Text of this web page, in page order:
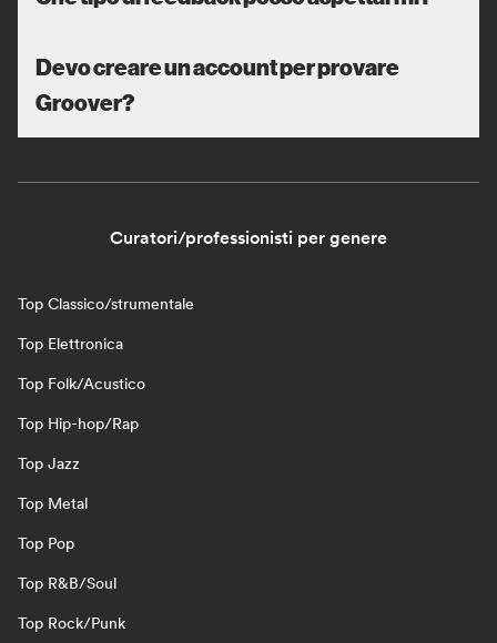
Devo creare un account per provare
Groover?
Curatori/professionisti per genere
Top Classico/strumentale
Top Elettronica
Top Folk/Acustico
Top Hip-hop/Rap
Top Jazz
Top Metal
Top Pop
Top R&B/Soul
Top Rock/Punk